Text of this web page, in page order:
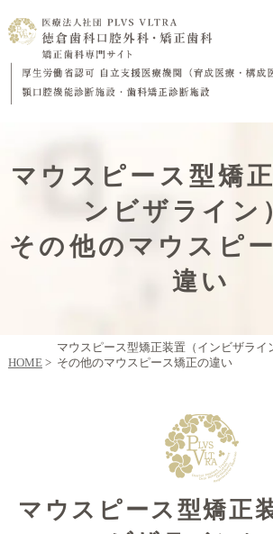
マウスピース型矯
ンビザライン
その他のマウスピ
違い
HOME>
マウスピース型矯正装置（インビザライ
その他のマウスピース矯正の違い
マウスピース型矯正